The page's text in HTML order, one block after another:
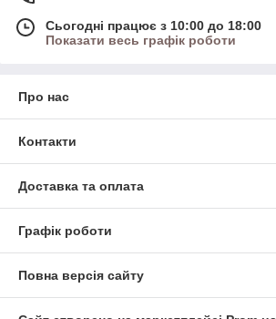
Сьогодні працює з 10:00 до 18:00
Показати весь графік роботи
Про нас
Контакти
Доставка та оплата
Графік роботи
Повна версія сайту